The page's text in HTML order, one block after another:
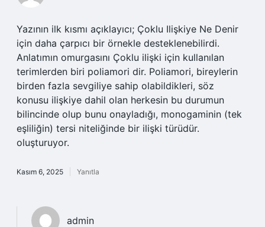
Yazının ilk kısmı açıklayıcı; Çoklu Ilişkiye Ne Denir
için daha çarpıcı bir örnekle desteklenebilirdi.
Anlatımın omurgasını Çoklu ilişki için kullanılan
terimlerden biri poliamori dir. Poliamori, bireylerin
birden fazla sevgiliye sahip olabildikleri, söz
konusu ilişkiye dahil olan herkesin bu durumun
bilincinde olup bunu onayladığı, monogaminin (tek
eşliliğin) tersi niteliğinde bir ilişki türüdür.
oluşturuyor.
Kasım 6, 2025 Yanıtla
admin